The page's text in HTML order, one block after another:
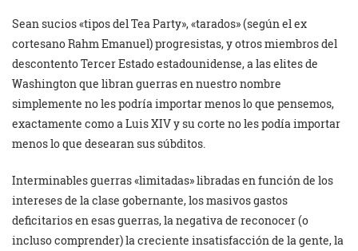
Sean sucios «tipos del Tea Party», «tarados» (según el ex
cortesano Rahm Emanuel) progresistas, y otros miembros del
descontento Tercer Estado estadounidense, a las elites de
Washington que libran guerras en nuestro nombre
simplemente no les podría importar menos lo que pensemos,
exactamente como a Luis XIV y su corte no les podía importar
menos lo que desearan sus súbditos.
Interminables guerras «limitadas» libradas en función de los
intereses de la clase gobernante, los masivos gastos
deficitarios en esas guerras, la negativa de reconocer (o
incluso comprender) la creciente insatisfacción de la gente, la